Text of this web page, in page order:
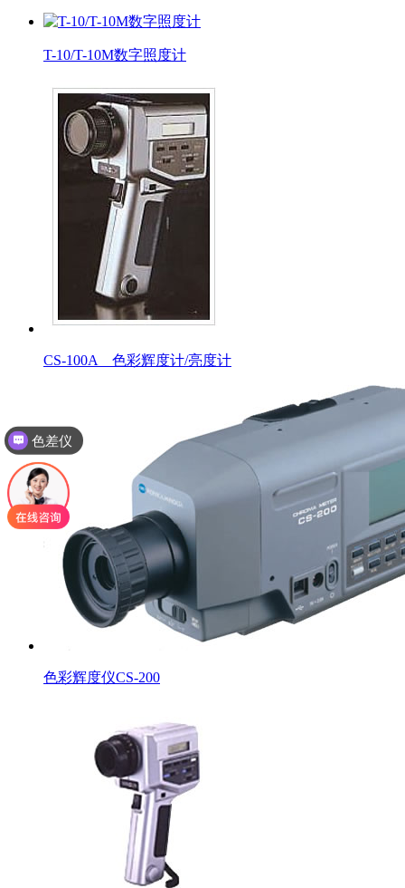
T-10/T-10M数字照度计
CS-100A 色彩辉度计/亮度计
色彩辉度仪CS-200
色差仪